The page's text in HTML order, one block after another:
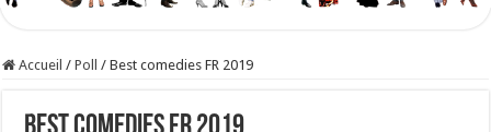
Accueil / Poll / Best comedies FR 2019